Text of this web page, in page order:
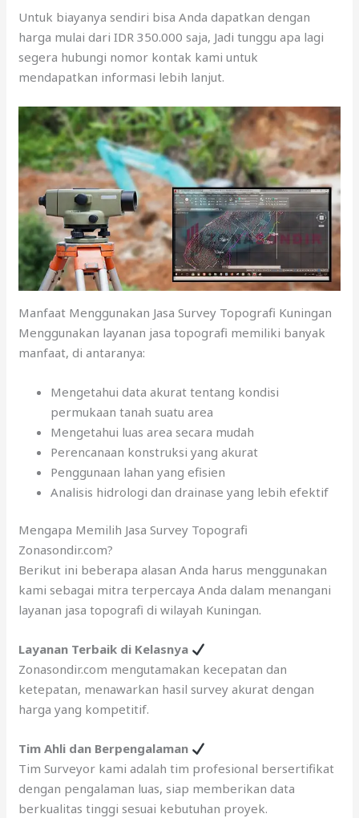
Untuk biayanya sendiri bisa Anda dapatkan dengan
harga mulai dari IDR 350.000 saja, Jadi tunggu apa lagi
segera hubungi nomor kontak kami untuk
mendapatkan informasi lebih lanjut.
Manfaat Menggunakan Jasa Survey Topografi Kuningan
Menggunakan layanan jasa topografi memiliki banyak
manfaat, di antaranya:
Mengetahui data akurat tentang kondisi
permukaan tanah suatu area
Mengetahui luas area secara mudah
Perencanaan konstruksi yang akurat
Penggunaan lahan yang efisien
Analisis hidrologi dan drainase yang lebih efektif
Mengapa Memilih Jasa Survey Topografi
Zonasondir.com?
Berikut ini beberapa alasan Anda harus menggunakan
kami sebagai mitra terpercaya Anda dalam menangani
layanan jasa topografi di wilayah Kuningan.
Layanan Terbaik di Kelasnya
Zonasondir.com mengutamakan kecepatan dan
ketepatan, menawarkan hasil survey akurat dengan
harga yang kompetitif.
Tim Ahli dan Berpengalaman
Tim Surveyor kami adalah tim profesional bersertifikat
dengan pengalaman luas, siap memberikan data
berkualitas tinggi sesuai kebutuhan proyek.